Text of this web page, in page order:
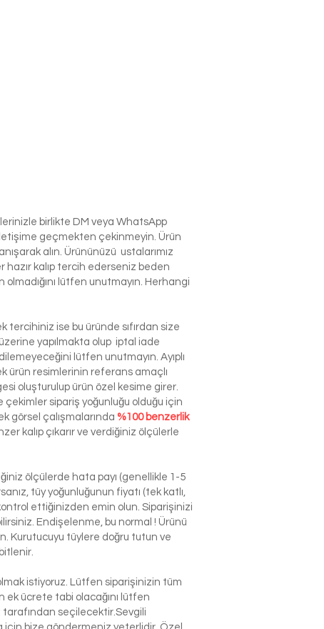
birlikte DM veya WhatsApp
geçmekten çekinmeyin. Ürün
alın. Ürününüzü ustalarımız
hazır kalıp tercih ederseniz beden
lütfen unutmayın. Herhangi
tercihiniz ise bu üründe sıfırdan size
yapılmakta olup iptal iade
lütfen unutmayın. Ayıplı
ürün resimlerinin referans amaçlı
oluşturulup ürün özel kesime girer.
sipariş yoğunluğu olduğu için
görsel çalışmalarında %100 benzerlik
kalıp çıkarır ve verdiğiniz ölçülerle
ölçülerde hata payı (genellikle 1-5
tüy yoğunluğunun fiyatı (tek katlı,
ettiğinizden emin olun. Siparişinizi
Endişelenme, bu normal ! Ürünü
Kurutucuyu tüylere doğru tutun ve
istiyoruz. Lütfen siparişinizin tüm
ek ücrete tabi olacağını lütfen
tarafından seçilecektir.Sevgili